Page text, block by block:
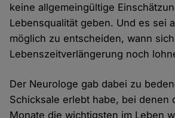
keine allgemeingültige
Lebensqualität geben. Und es sei
möglich zu entscheiden, wann sich
Lebenszeitverlängerung noch
Der Neurologe gab dabei zu
Schicksale erlebt habe, bei denen
Monate die wichtigsten im Leben